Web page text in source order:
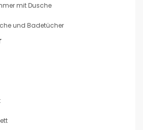
mit Dusche
und Badetücher